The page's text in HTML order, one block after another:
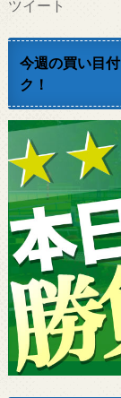
ツイート
今週の買い目
ク！